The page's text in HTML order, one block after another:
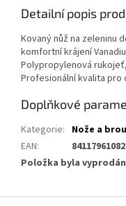
Detailní popis
Kovaný nůž na zeleninu
komfortní krájení
Polypropylenová
Profesionální kvalita pro
Doplňkové
Kategorie: Nože a
EAN:
Položka byla